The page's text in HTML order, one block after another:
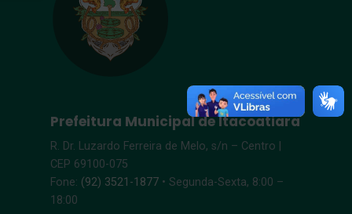
Prefeitura Municipal de Itacoatiara
R. Dr. Luzardo Ferreira de Melo, s/n – Centro |
CEP 69100-075
Fone: (92) 3521-1877 • Segunda-Sexta, 8:00 –
18:00